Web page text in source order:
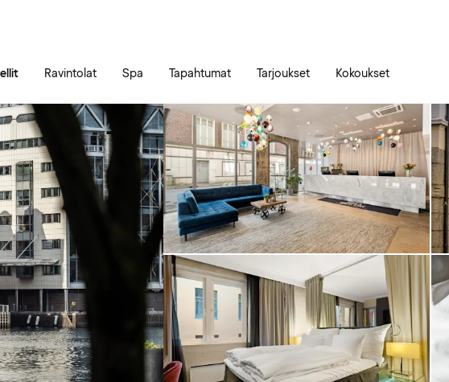
Ravintolat Spa Tapahtumat Tarjoukset Kokoukset